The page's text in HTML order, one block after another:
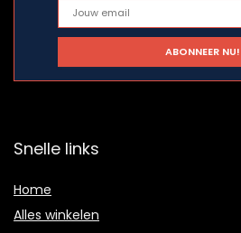
Snelle links
Home
Alles winkelen